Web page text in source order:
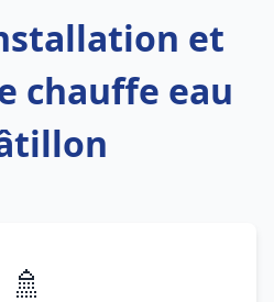
et
chauffe eau
🚿